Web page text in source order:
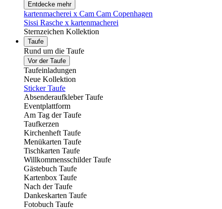
Entdecke mehr
kartenmacherei x Cam Cam Copenhagen
Sissi Rasche x kartenmacherei
Sternzeichen Kollektion
Taufe
Rund um die Taufe
Vor der Taufe
Taufeinladungen
Neue Kollektion
Sticker Taufe
Absenderaufkleber Taufe
Eventplattform
Am Tag der Taufe
Taufkerzen
Kirchenheft Taufe
Menükarten Taufe
Tischkarten Taufe
Willkommensschilder Taufe
Gästebuch Taufe
Kartenbox Taufe
Nach der Taufe
Dankeskarten Taufe
Fotobuch Taufe